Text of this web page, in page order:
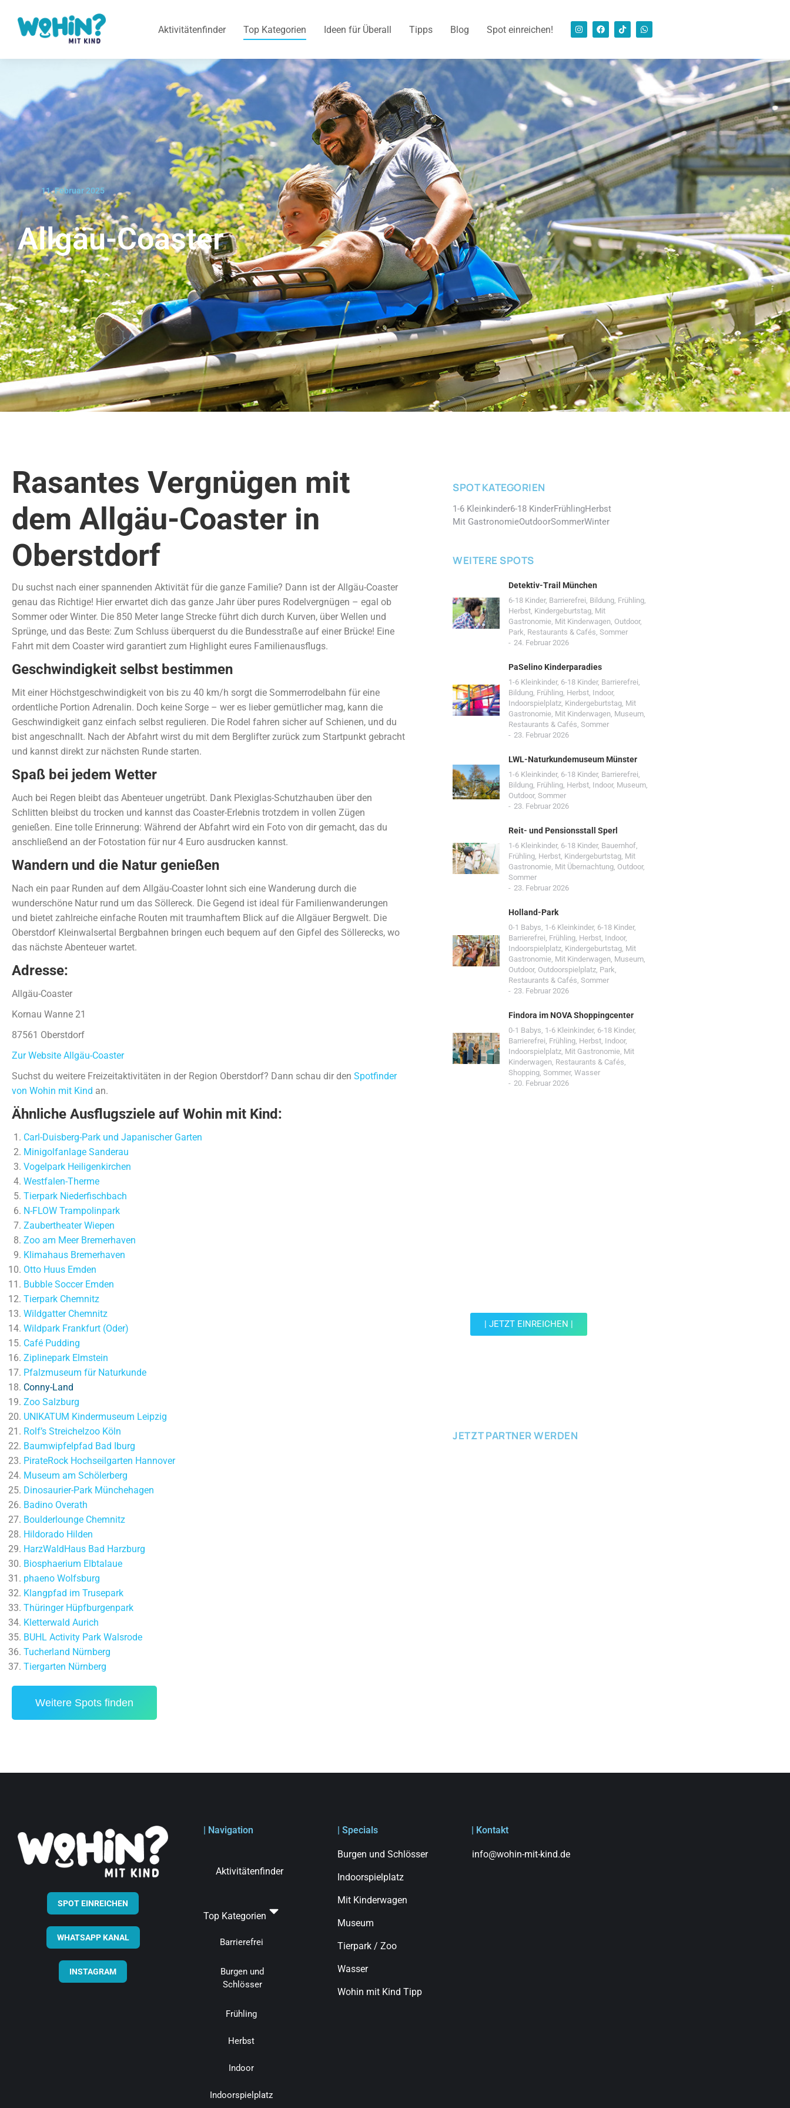
Aktivitätenfinder Top Kategorien Ideen für Überall Tipps Blog Spot einreichen!
11. Februar 2025
Allgäu-Coaster
Rasantes Vergnügen mit
dem Allgäu-Coaster in
Oberstdorf
Du suchst nach einer spannenden Aktivität für die ganze Familie? Dann ist der Allgäu-Coaster
genau das Richtige! Hier erwartet dich das ganze Jahr über pures Rodelvergnügen – egal ob
Sommer oder Winter. Die 850 Meter lange Strecke führt dich durch Kurven, über Wellen und
Sprünge, und das Beste: Zum Schluss überquerst du die Bundesstraße auf einer Brücke! Eine
Fahrt mit dem Coaster wird garantiert zum Highlight eures Familienausflugs.
Geschwindigkeit selbst bestimmen
Mit einer Höchstgeschwindigkeit von bis zu 40 km/h sorgt die Sommerrodelbahn für eine
ordentliche Portion Adrenalin. Doch keine Sorge – wer es lieber gemütlicher mag, kann die
Geschwindigkeit ganz einfach selbst regulieren. Die Rodel fahren sicher auf Schienen, und du
bist angeschnallt. Nach der Abfahrt wirst du mit dem Berglifter zurück zum Startpunkt gebracht
und kannst direkt zur nächsten Runde starten.
Spaß bei jedem Wetter
Auch bei Regen bleibt das Abenteuer ungetrübt. Dank Plexiglas-Schutzhauben über den
Schlitten bleibst du trocken und kannst das Coaster-Erlebnis trotzdem in vollen Zügen
genießen. Eine tolle Erinnerung: Während der Abfahrt wird ein Foto von dir gemacht, das du
anschließend an der Fotostation für nur 4 Euro ausdrucken kannst.
Wandern und die Natur genießen
Nach ein paar Runden auf dem Allgäu-Coaster lohnt sich eine Wanderung durch die
wunderschöne Natur rund um das Söllereck. Die Gegend ist ideal für Familienwanderungen
und bietet zahlreiche einfache Routen mit traumhaftem Blick auf die Allgäuer Bergwelt. Die
Oberstdorf Kleinwalsertal Bergbahnen bringen euch bequem auf den Gipfel des Söllerecks, wo
das nächste Abenteuer wartet.
Adresse:
Allgäu-Coaster
Kornau Wanne 21
87561 Oberstdorf
Zur Website Allgäu-Coaster
Suchst du weitere Freizeitaktivitäten in der Region Oberstdorf? Dann schau dir den Spotfinder
von Wohin mit Kind an.
Ähnliche Ausflugsziele auf Wohin mit Kind:
Carl-Duisberg-Park und Japanischer Garten
Minigolfanlage Sanderau
Vogelpark Heiligenkirchen
Westfalen-Therme
Tierpark Niederfischbach
N-FLOW Trampolinpark
Zaubertheater Wiepen
Zoo am Meer Bremerhaven
Klimahaus Bremerhaven
Otto Huus Emden
Bubble Soccer Emden
Tierpark Chemnitz
Wildgatter Chemnitz
Wildpark Frankfurt (Oder)
Café Pudding
Ziplinepark Elmstein
Pfalzmuseum für Naturkunde
Conny-Land
Zoo Salzburg
UNIKATUM Kindermuseum Leipzig
Rolf’s Streichelzoo Köln
Baumwipfelpfad Bad Iburg
PirateRock Hochseilgarten Hannover
Museum am Schölerberg
Dinosaurier-Park Münchehagen
Badino Overath
Boulderlounge Chemnitz
Hildorado Hilden
HarzWaldHaus Bad Harzburg
Biosphaerium Elbtalaue
phaeno Wolfsburg
Klangpfad im Trusepark
Thüringer Hüpfburgenpark
Kletterwald Aurich
BUHL Activity Park Walsrode
Tucherland Nürnberg
Tiergarten Nürnberg
Weitere Spots finden
SPOT KATEGORIEN
1-6 Kleinkinder6-18 KinderFrühlingHerbst
Mit GastronomieOutdoorSommerWinter
WEITERE SPOTS
Detektiv-Trail München
6-18 Kinder, Barrierefrei, Bildung, Frühling,
Herbst, Kindergeburtstag, Mit
Gastronomie, Mit Kinderwagen, Outdoor,
Park, Restaurants & Cafés, Sommer
24. Februar 2026
PaSelino Kinderparadies
1-6 Kleinkinder, 6-18 Kinder, Barrierefrei,
Bildung, Frühling, Herbst, Indoor,
Indoorspielplatz, Kindergeburtstag, Mit
Gastronomie, Mit Kinderwagen, Museum,
Restaurants & Cafés, Sommer
23. Februar 2026
LWL-Naturkundemuseum Münster
1-6 Kleinkinder, 6-18 Kinder, Barrierefrei,
Bildung, Frühling, Herbst, Indoor, Museum,
Outdoor, Sommer
23. Februar 2026
Reit- und Pensionsstall Sperl
1-6 Kleinkinder, 6-18 Kinder, Bauernhof,
Frühling, Herbst, Kindergeburtstag, Mit
Gastronomie, Mit Übernachtung, Outdoor,
Sommer
23. Februar 2026
Holland-Park
0-1 Babys, 1-6 Kleinkinder, 6-18 Kinder,
Barrierefrei, Frühling, Herbst, Indoor,
Indoorspielplatz, Kindergeburtstag, Mit
Gastronomie, Mit Kinderwagen, Museum,
Outdoor, Outdoorspielplatz, Park,
Restaurants & Cafés, Sommer
23. Februar 2026
Findora im NOVA Shoppingcenter
0-1 Babys, 1-6 Kleinkinder, 6-18 Kinder,
Barrierefrei, Frühling, Herbst, Indoor,
Indoorspielplatz, Mit Gastronomie, Mit
Kinderwagen, Restaurants & Cafés,
Shopping, Sommer, Wasser
20. Februar 2026
| JETZT EINREICHEN |
JETZT PARTNER WERDEN
SPOT EINREICHEN
WHATSAPP KANAL
INSTAGRAM
| Navigation
Aktivitätenfinder
Top Kategorien
Barrierefrei
Burgen und
Schlösser
Frühling
Herbst
Indoor
Indoorspielplatz
| Specials
Burgen und Schlösser
Indoorspielplatz
Mit Kinderwagen
Museum
Tierpark / Zoo
Wasser
Wohin mit Kind Tipp
| Kontakt
info@wohin-mit-kind.de